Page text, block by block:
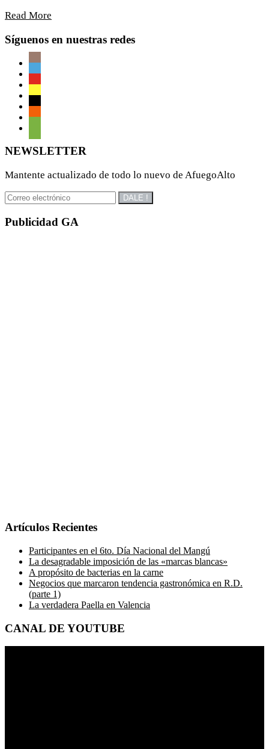
Read More
Síguenos en nuestras redes
NEWSLETTER
Mantente actualizado de todo lo nuevo de AfuegoAlto
Publicidad GA
Artículos Recientes
Participantes en el 6to. Día Nacional del Mangú
La desagradable imposición de las «marcas blancas»
A propósito de bacterias en la carne
Negocios que marcaron tendencia gastronómica en R.D.
(parte 1)
La verdadera Paella en Valencia
CANAL DE YOUTUBE